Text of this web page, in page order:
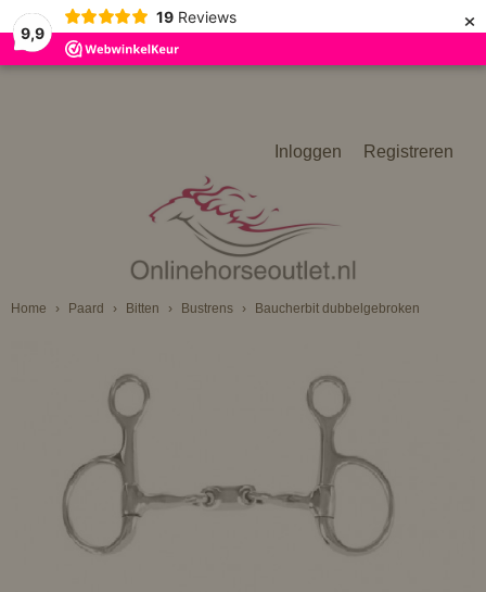
9,9
19 Reviews ×
Inloggen Registreren
Home › Paard › Bitten › Bustrens › Baucherbit dubbelgebroken